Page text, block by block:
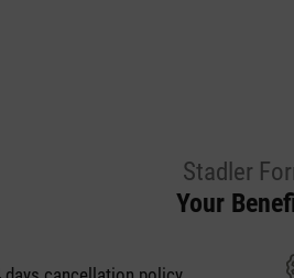
Stadler
Your